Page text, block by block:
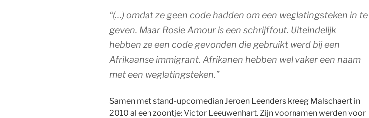
“(…) omdat ze geen code hadden om een weglatingsteken in te
geven. Maar Rosie Amour is een schrijffout. Uiteindelijk
hebben ze een code gevonden die gebruikt werd bij een
Afrikaanse immigrant. Afrikanen hebben wel vaker een naam
met een weglatingsteken.”
Samen met stand-upcomedian Jeroen Leenders kreeg Malschaert in
2010 al een zoontje: Victor Leeuwenhart. Zijn voornamen werden voor